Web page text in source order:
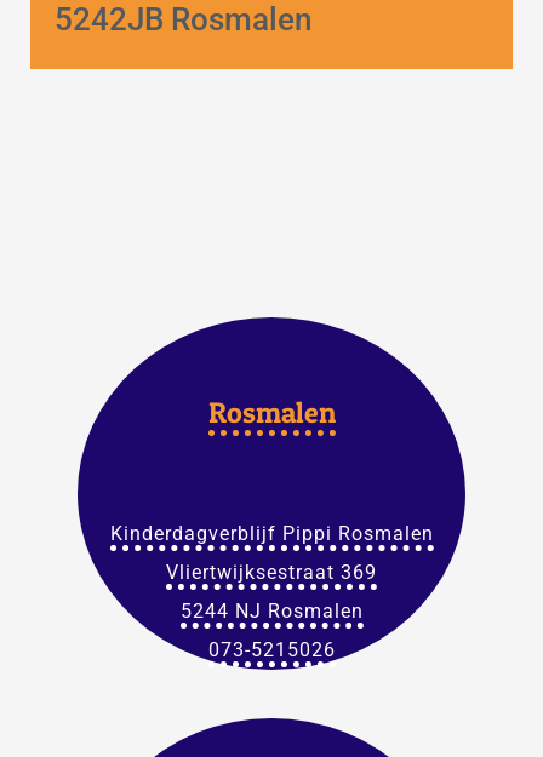
5242JB Rosmalen
Rosmalen
Kinderdagverblijf Pippi Rosmalen
Vliertwijksestraat 369
5244 NJ Rosmalen
073-5215026